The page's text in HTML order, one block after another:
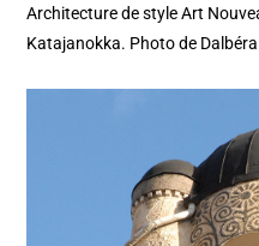
Architecture de style Art
Katajanokka. Photo de Dalbéra